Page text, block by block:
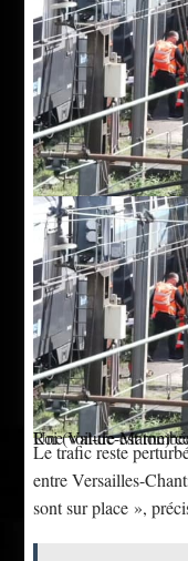
Une voiture est tombée sur les voies du RER
Le trafic reste
entre Versailles-
sont sur place »,